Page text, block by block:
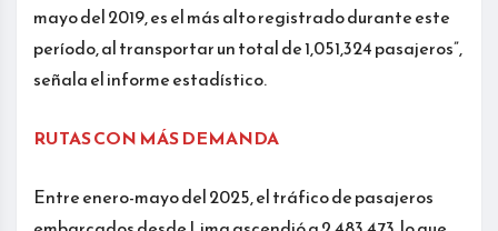
mayo del 2019, es el más alto registrado durante este
período, al transportar un total de 1,051,324 pasajeros”,
señala el informe estadístico.
RUTAS CON MÁS DEMANDA
Entre enero-mayo del 2025, el tráfico de pasajeros